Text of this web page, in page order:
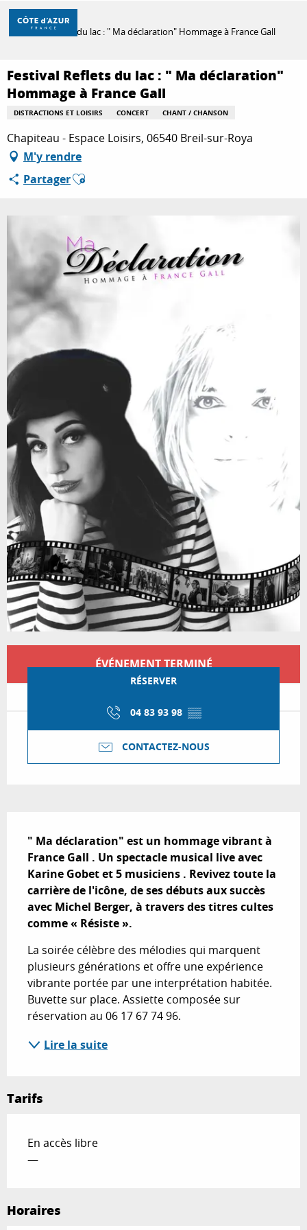
Aller
contenu
DÉCOUVRIR
À FAIRE
SÉJOURNER
Accueil
Festival Reflets du lac : " Ma déclaration" Hommage à France Gall
Festival Reflets du lac : " Ma déclaration"
Hommage à France Gall
DISTRACTIONS ET LOISIRS CONCERT CHANT / CHANSON
Chapiteau - Espace Loisirs, 06540 Breil-sur-Roya
M'y rendre
PartagerAjouter aux favoris
Ouverture et coordonnées
ÉVÉNEMENT TERMINÉ
RÉSERVER
04 83 93 98 ▒▒
CONTACTEZ-NOUS
" Ma déclaration" est un hommage vibrant à
France Gall . Un spectacle musical live avec
Karine Gobet et 5 musiciens . Revivez toute la
carrière de l'icône, de ses débuts aux succès
avec Michel Berger, à travers des titres cultes
comme « Résiste ».
La soirée célèbre des mélodies qui marquent
plusieurs générations et offre une expérience
vibrante portée par une interprétation habitée.
Buvette sur place. Assiette composée sur
réservation au 06 17 67 74 96.
Lire la suite
Tarifs
En accès libre
—
Horaires